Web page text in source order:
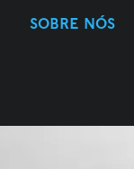
SOBRE NÓS